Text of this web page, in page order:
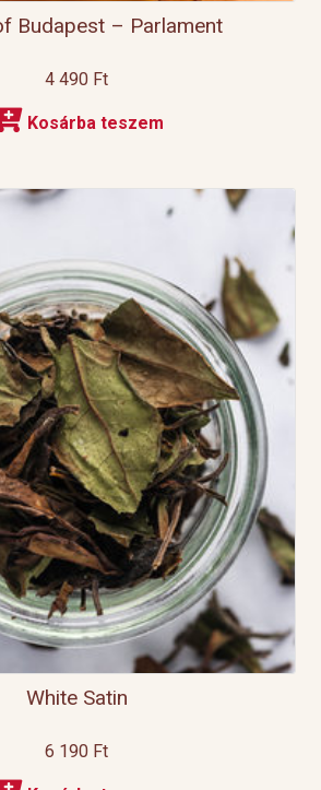
Budapest – Parlament
4 490 Ft
Kosárba teszem
White Satin
6 190 Ft